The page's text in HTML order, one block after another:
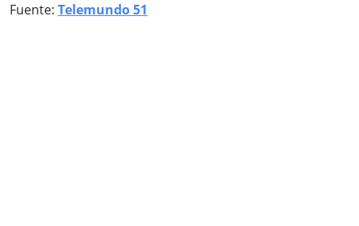
Fuente: Telemundo 51